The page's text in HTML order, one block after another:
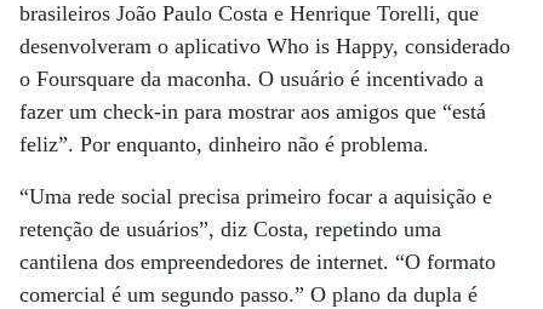
brasileiros João Paulo Costa e Henrique Torelli, que
desenvolveram o aplicativo Who is Happy, considerado
o Foursquare da maconha. O usuário é incentivado a
fazer um check-in para mostrar aos amigos que “está
feliz”. Por enquanto, dinheiro não é problema.
“Uma rede social precisa primeiro focar a aquisição e
retenção de usuários”, diz Costa, repetindo uma
cantilena dos empreendedores de internet. “O formato
comercial é um segundo passo.” O plano da dupla é